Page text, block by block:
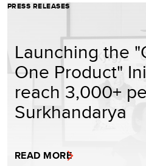
PRESS RELEASES
Launching the
One Product"
reach 3,000+
Surkhandarya
READ MORE